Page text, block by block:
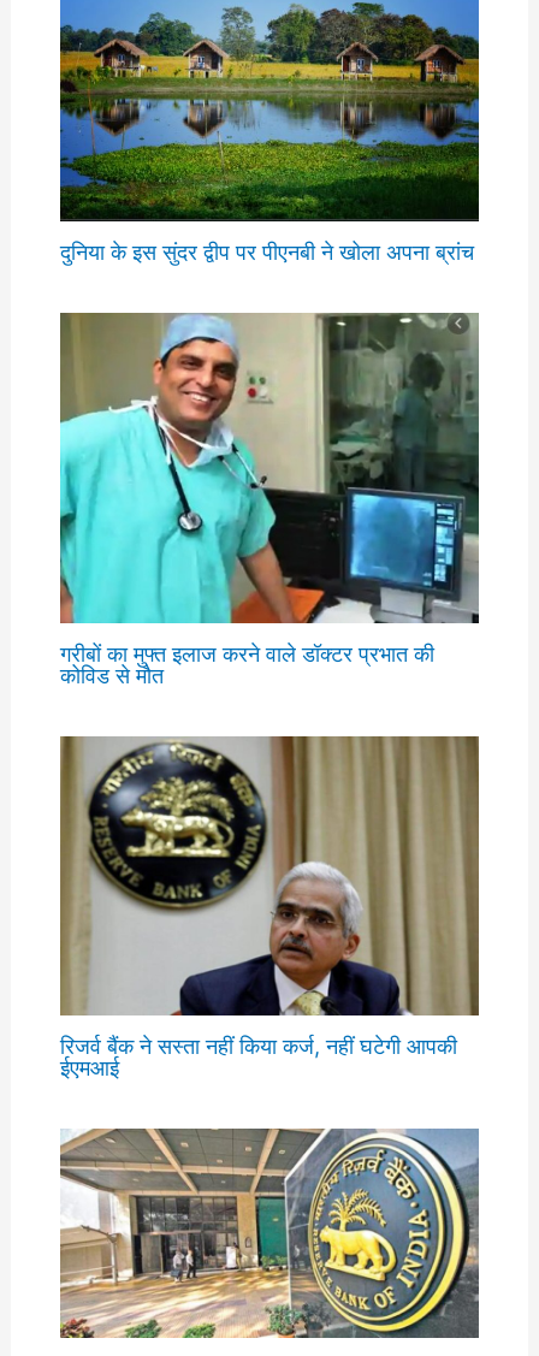
दुनिया के इस सुंदर द्वीप पर पीएनबी ने खोला अपना ब्रांच
गरीबों का मुफ्त इलाज करने वाले डॉक्टर प्रभात की
कोविड से मौत
रिजर्व बैंक ने सस्ता नहीं किया कर्ज, नहीं घटेगी आपकी
ईएमआई